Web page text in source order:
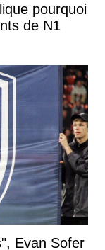
pourquoi
de N1
Evan Sofer